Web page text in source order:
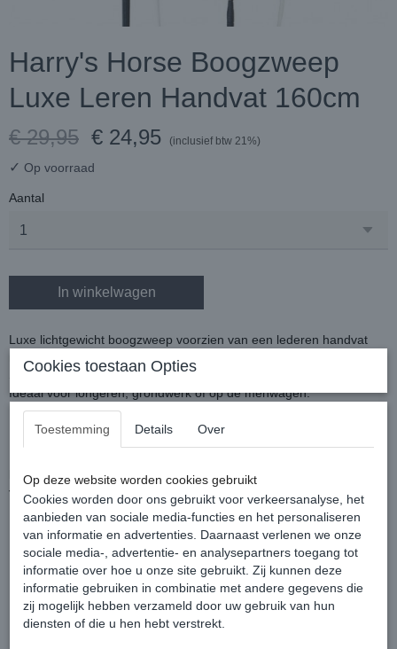
Harry's Horse Boogzweep
Luxe Leren Handvat 160cm
€ 29,95 € 24,95 (inclusief btw 21%)
✓ Op voorraad
Aantal
In winkelwagen
Luxe lichtgewicht boogzweep voorzien van een lederen handvat
met zilverkleurige dop.
Steel van fiberglas, nylon omvlochten en slag.
Ideaal voor longeren, grondwerk of op de menwagen.
Kleur: Zwart/Wit
Lengte 160 cm
Lengte slag incl. popper: 95cm
I.v.m. de lengte is het alleen mogelijk om de longeerzweep op
te halen in Vaassen.
Reacties
Cookies toestaan Opties
Toestemming Details Over
Op deze website worden cookies gebruikt
Cookies worden door ons gebruikt voor verkeersanalyse, het
aanbieden van sociale media-functies en het personaliseren
van informatie en advertenties. Daarnaast verlenen we onze
sociale media-, advertentie- en analysepartners toegang tot
informatie over hoe u onze site gebruikt. Zij kunnen deze
informatie gebruiken in combinatie met andere gegevens die
zij mogelijk hebben verzameld door uw gebruik van hun
diensten of die u hen hebt verstrekt.